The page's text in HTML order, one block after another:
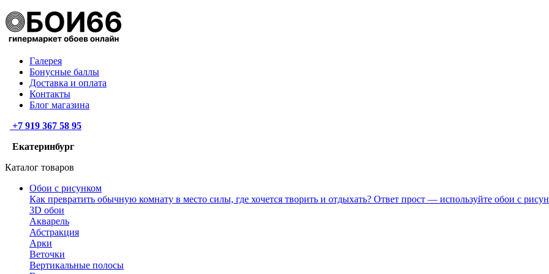
Галерея
Бонусные баллы
Доставка и оплата
Контакты
Блог магазина
+7 919 367 58 95
Екатеринбург
Каталог товаров
Обои с рисунком
Как превратить обычную комнату в место силы, где хочется творить и отдыхать? Ответ прост — используйте обои с
3D обои
Акварель
Абстракция
Арки
Веточки
Вертикальные полосы